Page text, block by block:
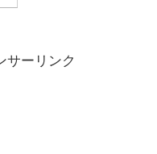
サーリンク